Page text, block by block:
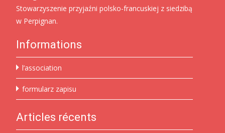
Stowarzyszenie przyjaźni polsko-francuskiej z siedzibą
w Perpignan.
Informations
l’association
formularz zapisu
Articles récents